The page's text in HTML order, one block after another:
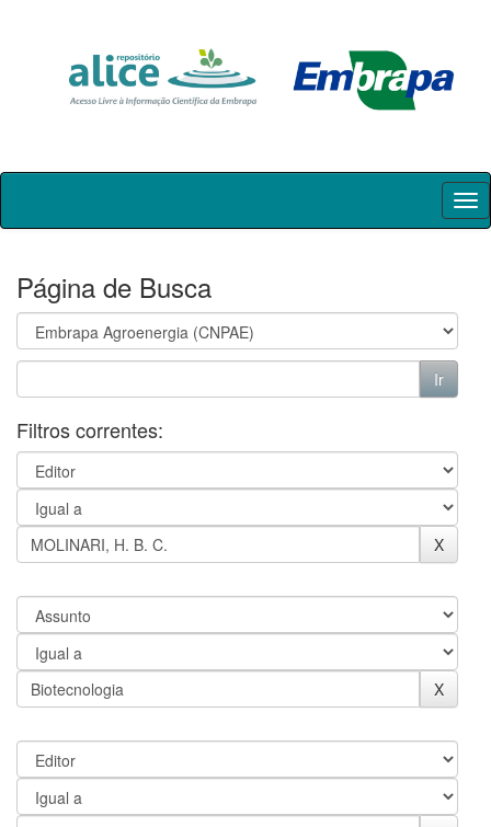
Skip
Página de Busca
Filtros correntes: